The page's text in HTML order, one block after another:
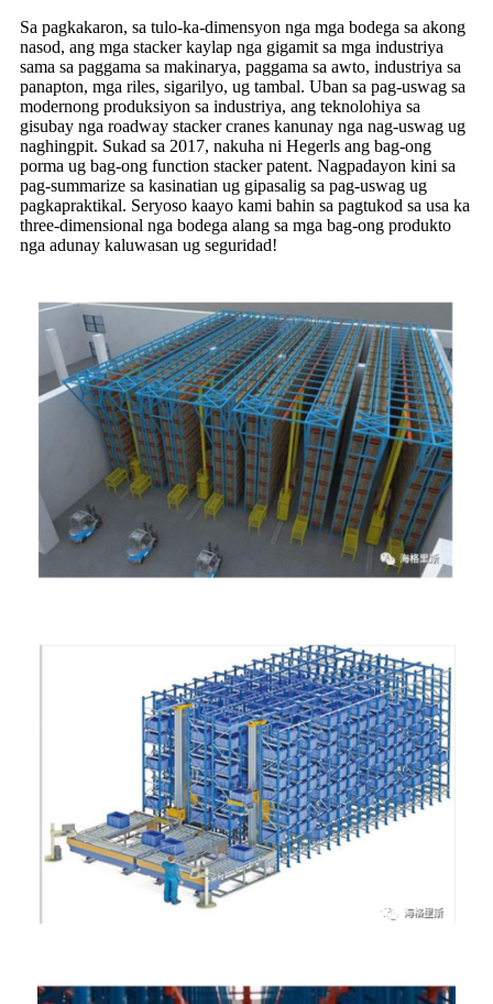
Sa pagkakaron, sa tulo-ka-dimensyon nga mga bodega sa akong
nasod, ang mga stacker kaylap nga gigamit sa mga industriya
sama sa paggama sa makinarya, paggama sa awto, industriya sa
panapton, mga riles, sigarilyo, ug tambal. Uban sa pag-uswag sa
modernong produksiyon sa industriya, ang teknolohiya sa
gisubay nga roadway stacker cranes kanunay nga nag-uswag ug
naghingpit. Sukad sa 2017, nakuha ni Hegerls ang bag-ong
porma ug bag-ong function stacker patent. Nagpadayon kini sa
pag-summarize sa kasinatian ug gipasalig sa pag-uswag ug
pagkapraktikal. Seryoso kaayo kami bahin sa pagtukod sa usa ka
three-dimensional nga bodega alang sa mga bag-ong produkto
nga adunay kaluwasan ug seguridad!